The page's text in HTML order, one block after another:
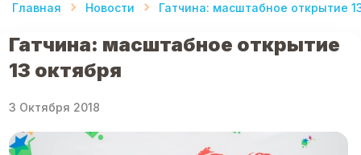
Главная Новости Гатчина: масштабное открытие
Гатчина: масштабное открытие
13 октября
3 Октября 2018